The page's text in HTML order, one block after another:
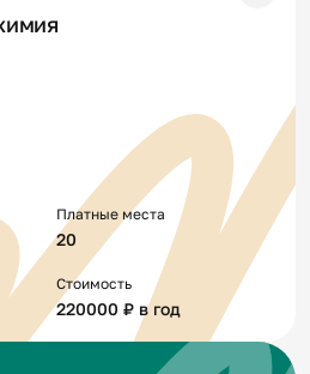
Платные места
20
Стоимость
220000 ₽ в год